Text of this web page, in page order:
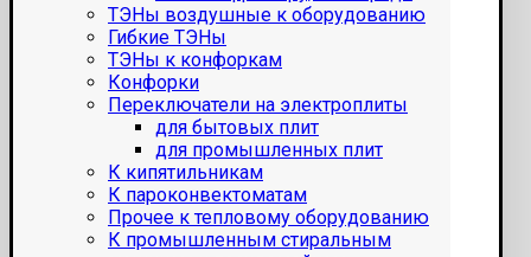
ТЭНы воздушные к оборудованию
Гибкие ТЭНы
ТЭНы к конфоркам
Конфорки
Переключатели на электроплиты
для бытовых плит
для промышленных плит
К кипятильникам
К пароконвектоматам
Прочее к тепловому оборудованию
К промышленным стиральным